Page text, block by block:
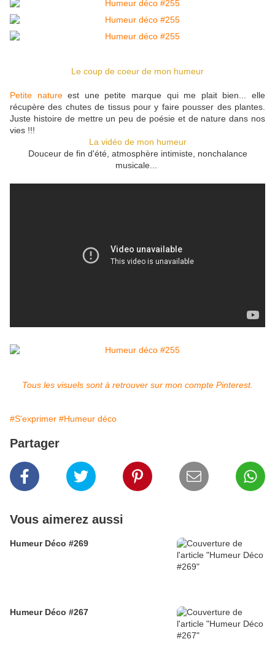
Le coup de coeur de mon humeur
Petite natureest une petite marque qui me plait bien... elle
récupère des chutes de tissus pour y faire pousser des plantes.
Juste histoire de mettre un peu de poésie et de nature dans nos
vies !!!
La vidéo de mon humeur
Douceur de fin d'été, atmosphère intimiste, nonchalance
musicale...
Tous les visuels sont à retrouver sur mon compte Pinterest.
#S'exprimer #Humeur déco
Partager
Vous aimerez aussi
Humeur Déco #269
Humeur Déco #267